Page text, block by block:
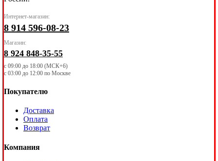
Интернет-магазин:
8 914 596-08-23
Магазин:
8 924 848-35-55
с 09:00 до 18:00 (МСК+6)
с 03:00 до 12:00 по Москве
Покупателю
Доставка
Оплата
Возврат
Компания